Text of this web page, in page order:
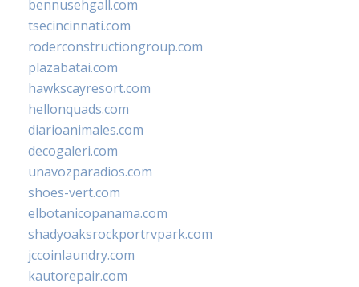
bennusehgall.com
tsecincinnati.com
roderconstructiongroup.com
plazabatai.com
hawkscayresort.com
hellonquads.com
diarioanimales.com
decogaleri.com
unavozparadios.com
shoes-vert.com
elbotanicopanama.com
shadyoaksrockportrvpark.com
jccoinlaundry.com
kautorepair.com